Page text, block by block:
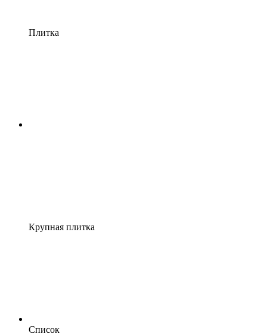
Плитка
Крупная плитка
Список